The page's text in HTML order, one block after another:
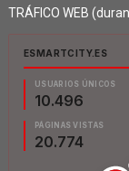
TRÁFICO WEB